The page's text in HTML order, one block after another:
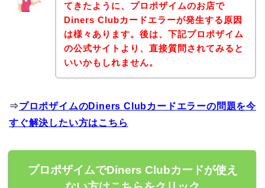
てきたように、プロポザイムのお店で
Diners Clubカードエラーが発生する原因
は様々あります。後は、下記プロポザイム
の公式サイトより、直接質問されてみると
いいかもしれません。
⇒プロポザイムのDiners Clubカードエラーの問題を今
すぐ解決したい方はこちら
プロポザイムでDiners Clubカードが使え